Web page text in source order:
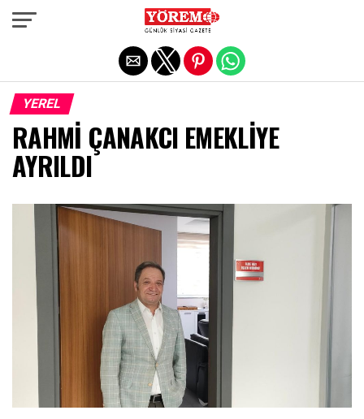
YEREL
RAHMİ ÇANAKCI EMEKLİYE
AYRILDI
Exit mobile version